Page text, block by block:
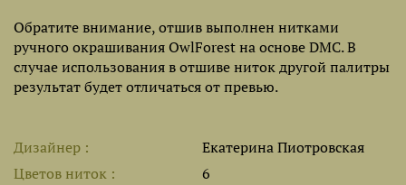
Обратите внимание, отшив выполнен нитками
ручного окрашивания OwlForest на основе DMC. В
случае использования в отшиве ниток другой палитры
результат будет отличаться от превью.
Дизайнер
Екатерина Пиотровская
Цветов ниток
6